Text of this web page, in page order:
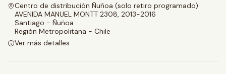
Centro de distribución Ñuñoa (solo retiro programado)
AVENIDA MANUEL MONTT 2308, 2013-2016
Santiago - Ñuñoa
Región Metropolitana - Chile
Ver más detalles